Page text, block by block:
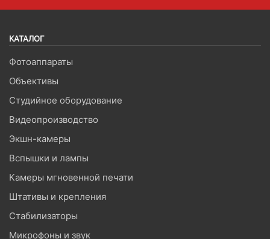
КАТАЛОГ
Фотоаппараты
Объективы
Студийное оборудование
Видеопроизводство
Экшн-камеры
Вспышки и лампы
Камеры мгновенной печати
Штативы и крепления
Стабилизаторы
Микрофоны и звук